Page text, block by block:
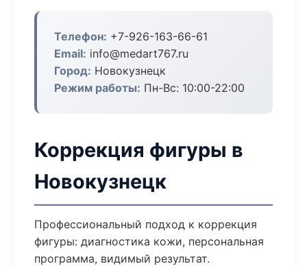
Телефон: +7-926-163-66-61
Email: info@medart767.ru
Город: Новокузнецк
Режим работы: Пн-Вс: 10:00-22:00
Коррекция фигуры в
Новокузнецк
Профессиональный подход к коррекция
фигуры: диагностика кожи, персональная
программа, видимый результат.